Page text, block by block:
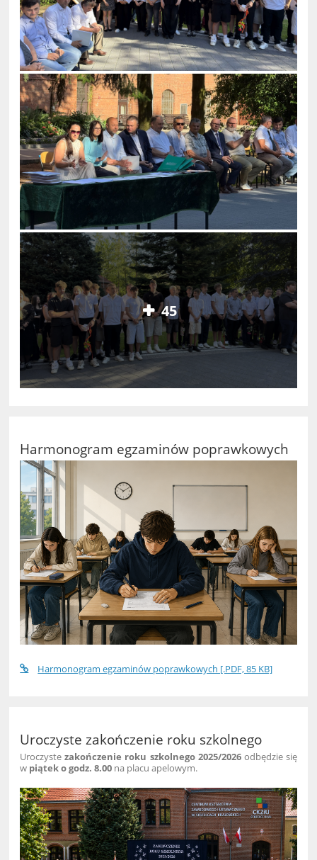
45
Harmonogram egzaminów poprawkowych
Harmonogram egzaminów poprawkowych [.PDF, 85 KB]
Uroczyste zakończenie roku szkolnego
Uroczystezakończenie roku szkolnego 2025/2026 odbędzie się
w piątek o godz. 8.00 na placu apelowym.